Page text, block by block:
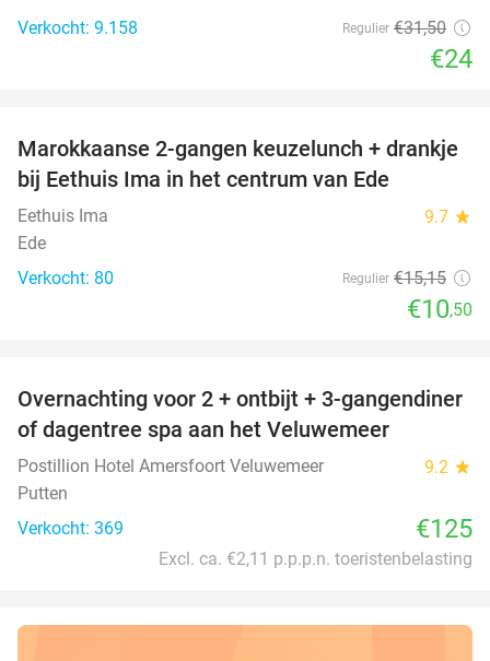
Verkocht: 9.158
Regulier €31,50
€24
31%
Marokkaanse 2-gangen keuzelunch + drankje
bij Eethuis Ima in het centrum van Ede
Eethuis Ima 9.7 star
Ede
Verkocht: 80
Regulier €15,15
€10,50
Overnachting voor 2 + ontbijt + 3-gangendiner
of dagentree spa aan het Veluwemeer
Postillion Hotel Amersfoort Veluwemeer 9.2 star
Putten
Verkocht: 369
€125
Excl. ca. €2,11 p.p.p.n. toeristenbelasting